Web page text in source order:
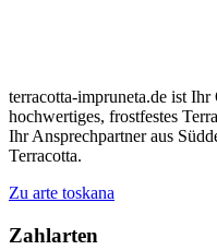
terracotta-impruneta.de ist
hochwertiges, frostfestes
Ihr Ansprechpartner aus
Terracotta.
Zu arte toskana
Zahlarten